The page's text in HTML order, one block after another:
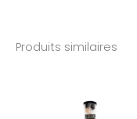
Produits similaires